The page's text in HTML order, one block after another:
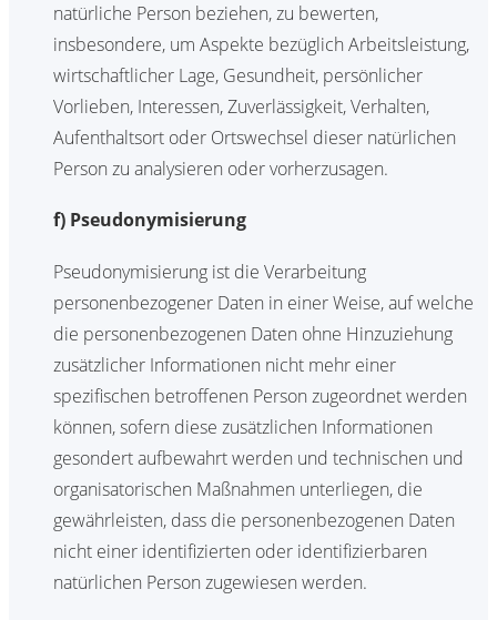
natürliche Person beziehen, zu bewerten,
insbesondere, um Aspekte bezüglich Arbeitsleistung,
wirtschaftlicher Lage, Gesundheit, persönlicher
Vorlieben, Interessen, Zuverlässigkeit, Verhalten,
Aufenthaltsort oder Ortswechsel dieser natürlichen
Person zu analysieren oder vorherzusagen.
f) Pseudonymisierung
Pseudonymisierung ist die Verarbeitung
personenbezogener Daten in einer Weise, auf welche
die personenbezogenen Daten ohne Hinzuziehung
zusätzlicher Informationen nicht mehr einer
spezifischen betroffenen Person zugeordnet werden
können, sofern diese zusätzlichen Informationen
gesondert aufbewahrt werden und technischen und
organisatorischen Maßnahmen unterliegen, die
gewährleisten, dass die personenbezogenen Daten
nicht einer identifizierten oder identifizierbaren
natürlichen Person zugewiesen werden.